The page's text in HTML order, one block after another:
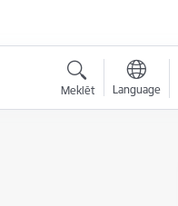
Meklēt Language